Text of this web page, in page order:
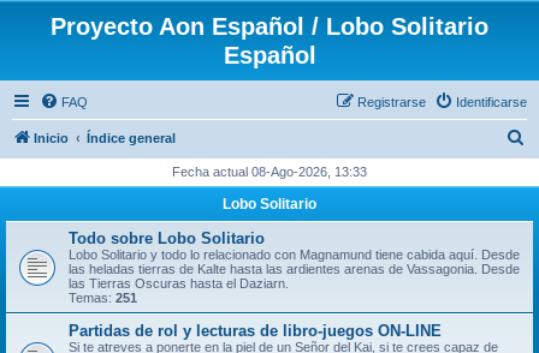
Proyecto Aon Español / Lobo Solitario
Español
FAQ Identificarse
Registrarse
Inicio Índice general
c
Fecha actual 08-Ago-2026, 13:33
Lobo Solitario
Todo sobre Lobo Solitario
Lobo Solitario y todo lo relacionado con Magnamund tiene cabida aquí. Desde
las heladas tierras de Kalte hasta las ardientes arenas de Vassagonia. Desde
las Tierras Oscuras hasta el Daziarn.
Temas: 251
Partidas de rol y lecturas de libro-juegos ON-LINE
Si te atreves a ponerte en la piel de un Señor del Kai, si te crees capaz de